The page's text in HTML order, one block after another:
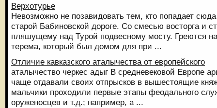
Верхотурье
Невозможно не позавидовать тем, кто попадает
старой Бабиновской дороге. Со смесью восторга и
пляшущему над Турой подвесному мосту. Греются
терема, который был домом для при ...
Отличие кавказского аталычества от европейского
аталычество черкес адыг В средневековой Европе
чаще отдавали своих отпрысков в вышестоящие
мальчики проходили первые этапы феодального
оруженосцев и т.д.; например, а ...